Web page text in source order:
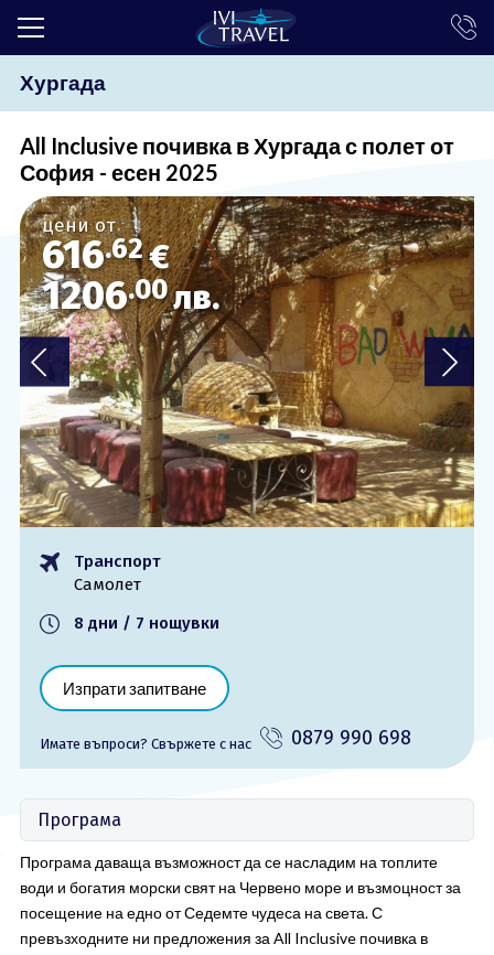
ТОП ОФЕРТИ
ПОЧИВКИ
ЕКСКУРЗИИ
ЕКЗОТИКА
КРУИЗИ
LAST MINUTE
ПРАЗНИЦИ
ИНТЕРЕСНО
ТРАНСФЕРИ
ОЩЕ
За нас - Ivi Travel
Банкова сметка
Политика за
0879 990 698
Хургада
All Inclusive почивка в Хургада с полет от
София - есен 2025
цени от
616.62€
1206.00лв.
Транспорт
Самолет
8 дни / 7 нощувки
Изпрати запитване
Имате въпроси? Cвържете с нас 0879 990 698
Програма
Програма даваща възможност да се насладим на топлите
води и богатия морски свят на Червено море и възмоцност за
посещение на едно от Седемте чудеса на света. С
превъзходните ни предложения за All Inclusive почивка в